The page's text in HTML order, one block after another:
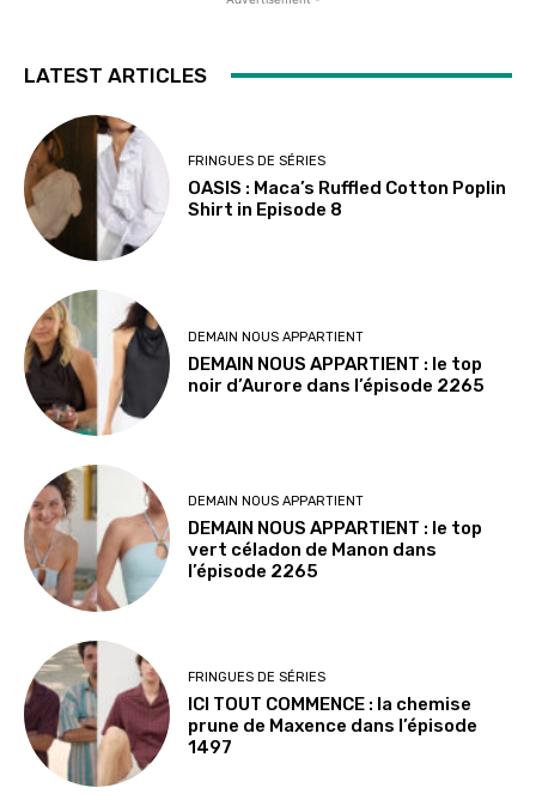
LATEST ARTICLES
FRINGUES DE SÉRIES
OASIS : Maca’s Ruffled Cotton Poplin
Shirt in Episode 8
DEMAIN NOUS APPARTIENT
DEMAIN NOUS APPARTIENT : le top
noir d’Aurore dans l’épisode 2265
DEMAIN NOUS APPARTIENT
DEMAIN NOUS APPARTIENT : le top
vert céladon de Manon dans
l’épisode 2265
FRINGUES DE SÉRIES
ICI TOUT COMMENCE : la chemise
prune de Maxence dans l’épisode
1497